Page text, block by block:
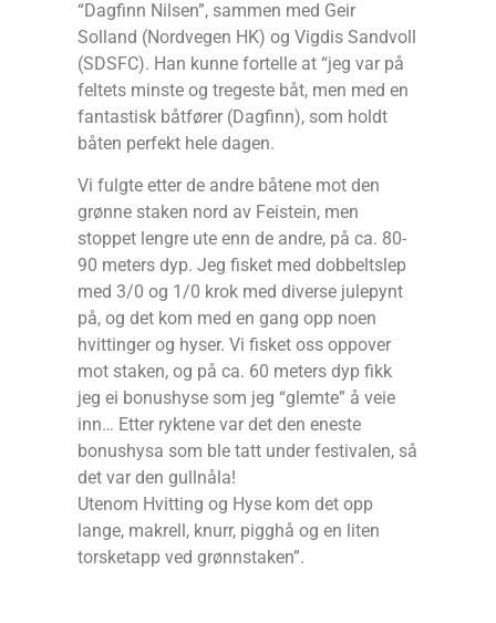
“Dagfinn Nilsen”, sammen med Geir
Solland (Nordvegen HK) og Vigdis Sandvoll
(SDSFC). Han kunne fortelle at “jeg var på
feltets minste og tregeste båt, men med en
fantastisk båtfører (Dagfinn), som holdt
båten perfekt hele dagen.
Vi fulgte etter de andre båtene mot den
grønne staken nord av Feistein, men
stoppet lengre ute enn de andre, på ca. 80-
90 meters dyp. Jeg fisket med dobbeltslep
med 3/0 og 1/0 krok med diverse julepynt
på, og det kom med en gang opp noen
hvittinger og hyser. Vi fisket oss oppover
mot staken, og på ca. 60 meters dyp fikk
jeg ei bonushyse som jeg “glemte” å veie
inn… Etter ryktene var det den eneste
bonushysa som ble tatt under festivalen, så
det var den gullnåla!
Utenom Hvitting og Hyse kom det opp
lange, makrell, knurr, pigghå og en liten
torsketapp ved grønnstaken”.